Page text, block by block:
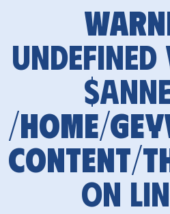
/home/
content/
on